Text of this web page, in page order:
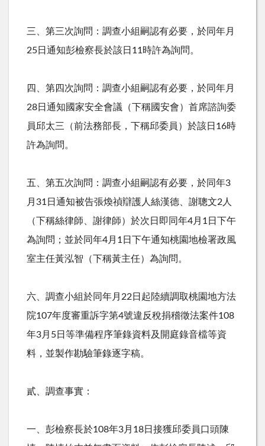
三、第三次詢問：調查小組嗣認有必要，於同年月
25日通知彭檢察長於該日 11 時許為詢問。
四、第四次詢問：調查小組嗣認有必要，於同年月
28日通知國家安全會議（下稱國安會）首席諮詢委
員邱太三（前法務部長，下稱邱委員）於該日 16時
許為詢問。
五、第五次詢問：調查小組嗣認有必要，於同年3
月 31 日通知被告張煥禎辯護人絲漢德、謝聰文2 人
（下稱絲律師、謝律師）於次日即同年4月 1 日下午
為詢問；並於同年4月 1 日下午通知桃園地檢署政風
室主任黃泓智（下稱黃主任）為詢問。
六、調查小組於同年月 22 日起陸續調取桃園地方法
院107年度審重訴字第4號違反稅捐稽徵法案件108
年3月 5日等準備程序筆錄資料及開庭錄音檔等資
料，並製作勘驗筆錄逐字稿。
貳、調查事實：
一、彭檢察長於108年3月 18日接獲邱委員口頭陳